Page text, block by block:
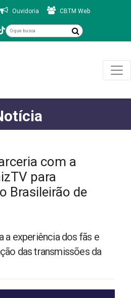
Ouvidoria CBTM Web
com a
para
Brasileirão de
a experiência dos fãs e
das transmissões da